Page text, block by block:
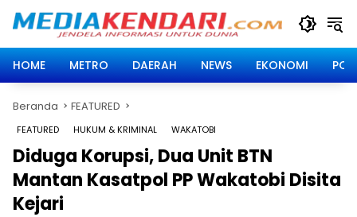
HOME
METRO DAERAH NEWS EKONOMI
Beranda FEATURED
FEATURED HUKUM & KRIMINAL WAKATOBI
Diduga Korupsi, Dua Unit BTN
Mantan Kasatpol PP Wakatobi Disita
Kejari